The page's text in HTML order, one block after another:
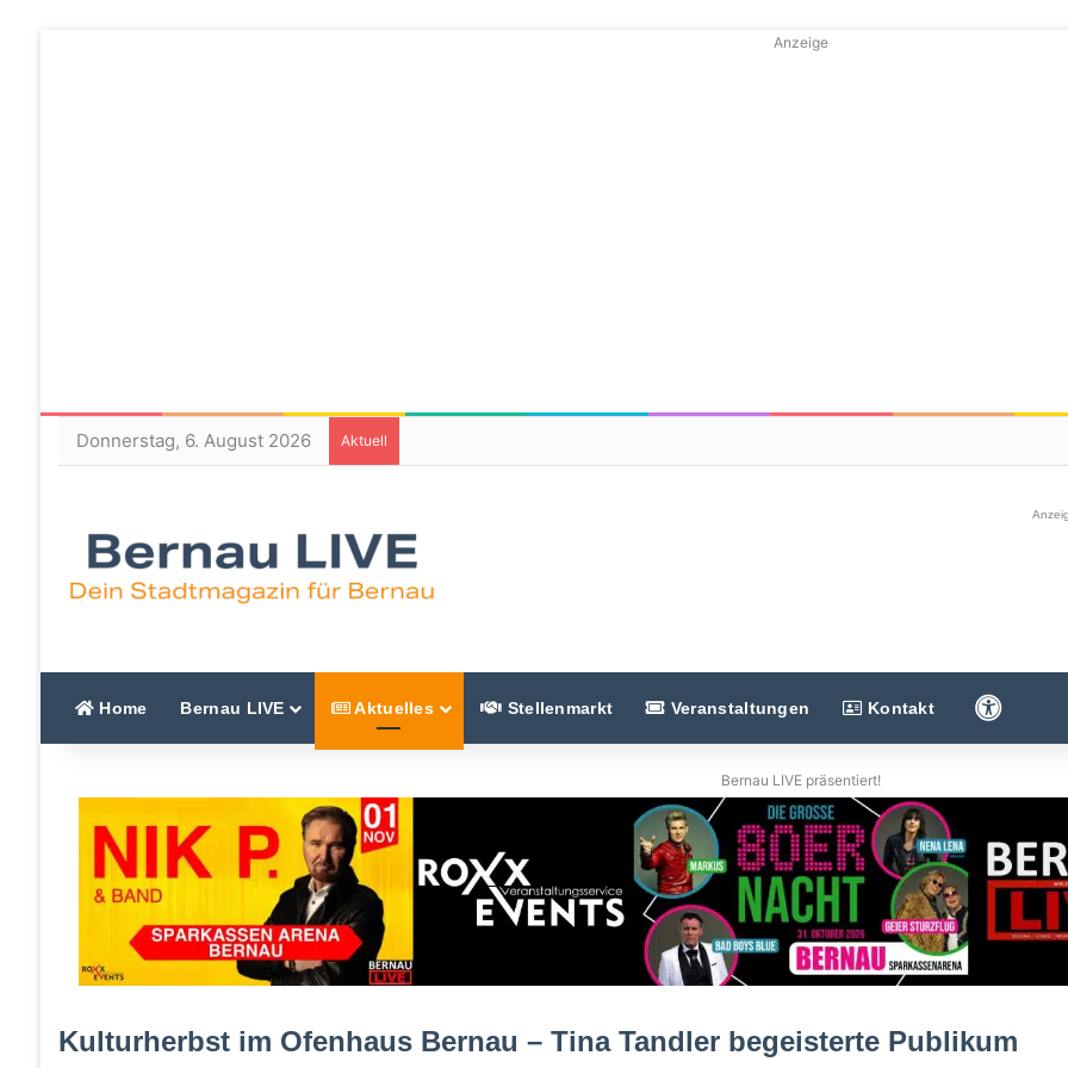
Anzeige
Donnerstag, 6. August 2026 Aktuell
Home Bernau LIVE Aktuelles Stellenmarkt Veranstaltungen Kontakt
Bernau LIVE präsentiert!
Kulturherbst im Ofenhaus Bernau – Tina Tandler begeisterte Publikum